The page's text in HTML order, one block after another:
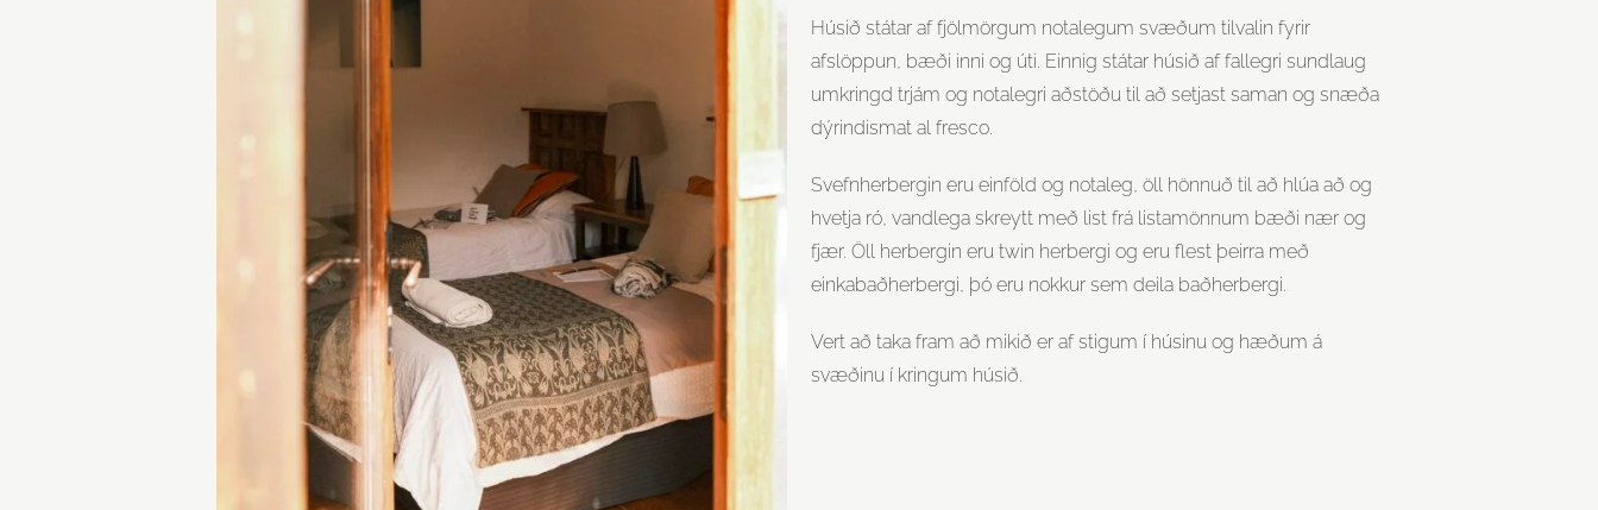
Húsið státar af fjölmörgum notalegum svæðum tilvalin fyrir
afslöppun, bæði inni og úti. Einnig státar húsið af fallegri sundlaug
umkringd trjám og notalegri aðstöðu til að setjast saman og snæða
dýrindismat al fresco.
Svefnherbergin eru einföld og notaleg, öll hönnuð til að hlúa að og
hvetja ró, vandlega skreytt með list frá listamönnum bæði nær og
fjær. Öll herbergin eru twin herbergi og eru flest þeirra með
einkabaðherbergi, þó eru nokkur sem deila baðherbergi.
Vert að taka fram að mikið er af stigum í húsinu og hæðum á
svæðinu í kringum húsið.